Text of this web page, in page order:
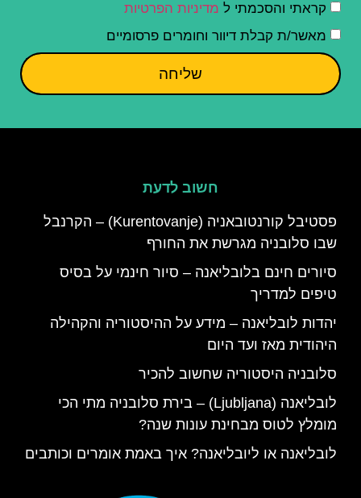
קראתי והסכמתי ל מדיניות הפרטיות
מאשר/ת קבלת דיוור וחומרים פרסומיים
שליחה
חשוב לדעת
פסטיבל קורנטובאניה (Kurentovanje) – הקרנבל
שבו סלובניה מגרשת את החורף
סיורים חינם בלובליאנה – סיור חינמי על בסיס
טיפים למדריך
יהדות לובליאנה – מידע על ההיסטוריה והקהילה
היהודית מאז ועד היום
סלובניה היסטוריה שחשוב להכיר
לובליאנה (Ljubljana) – בירת סלובניה מתי הכי
מומלץ לטוס מבחינת עונות שנה?
לובליאנה או ליובליאנה? איך באמת אומרים וכותבים